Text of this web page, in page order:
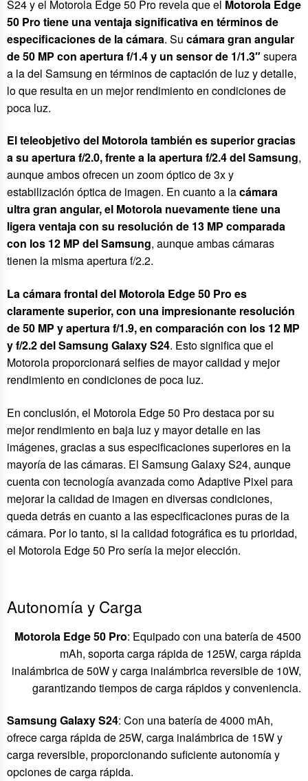
S24 y el Motorola Edge 50 Pro revela que el Motorola Edge
50 Pro tiene una ventaja significativa en términos de
especificaciones de la cámara. Su cámara gran angular
de 50 MP con apertura f/1.4 y un sensor de 1/1.3″supera
a la del Samsung en términos de captación de luz y detalle,
lo que resulta en un mejor rendimiento en condiciones de
poca luz.
El teleobjetivo del Motorola también es superior gracias
a su apertura f/2.0, frente a la apertura f/2.4 del Samsung,
aunque ambos ofrecen un zoom óptico de 3x y
estabilización óptica de imagen. En cuanto a lacámara
ultra gran angular, el Motorola nuevamente tiene una
ligera ventaja con su resolución de 13 MP comparada
con los 12 MP del Samsung, aunque ambas cámaras
tienen la misma apertura f/2.2.
La cámara frontal del Motorola Edge 50 Pro es
claramente superior, con una impresionante resolución
de 50 MP y apertura f/1.9, en comparación con los 12 MP
y f/2.2 del Samsung Galaxy S24. Esto significa que el
Motorola proporcionará selfies de mayor calidad y mejor
rendimiento en condiciones de poca luz.
En conclusión, el Motorola Edge 50 Pro destaca por su
mejor rendimiento en baja luz y mayor detalle en las
imágenes, gracias a sus especificaciones superiores en la
mayoría de las cámaras. El Samsung Galaxy S24, aunque
cuenta con tecnología avanzada como Adaptive Pixel para
mejorar la calidad de imagen en diversas condiciones,
queda detrás en cuanto a las especificaciones puras de la
cámara. Por lo tanto, si la calidad fotográfica es tu prioridad,
el Motorola Edge 50 Pro sería la mejor elección.
Autonomía y Carga
Motorola Edge 50 Pro: Equipado con una batería de 4500
mAh, soporta carga rápida de 125W, carga rápida
inalámbrica de 50W y carga inalámbrica reversible de 10W,
garantizando tiempos de carga rápidos y conveniencia.
Samsung Galaxy S24: Con una batería de 4000 mAh,
ofrece carga rápida de 25W, carga inalámbrica de 15W y
carga reversible, proporcionando suficiente autonomía y
opciones de carga rápida.